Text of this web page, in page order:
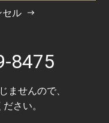
セル
8475
ませんので、
さい。